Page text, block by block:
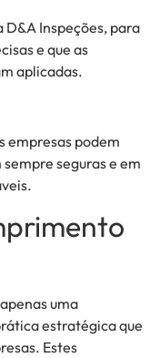
Inspeções, para
e que as
aplicadas.
empresas podem
seguras e em
uma
estratégica que
Estes